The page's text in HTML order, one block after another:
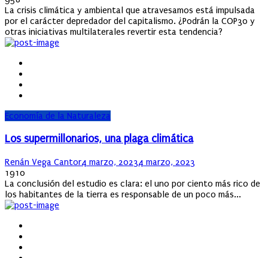
La crisis climática y ambiental que atravesamos está impulsada
por el carácter depredador del capitalismo. ¿Podrán la COP30 y
otras iniciativas multilaterales revertir esta tendencia?
Economía de la Naturaleza
Los supermillonarios, una plaga climática
Author
Renán Vega CantorPosted
4 marzo, 20234 marzo, 2023
1910
La conclusión del estudio es clara: el uno por ciento más rico de
los habitantes de la tierra es responsable de un poco más...